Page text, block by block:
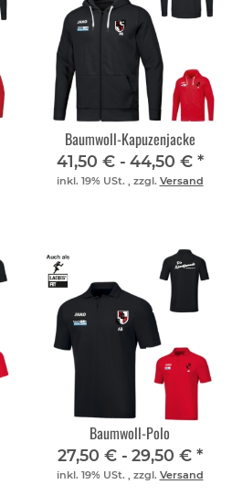
Baumwoll-Kapuzenjacke
41,50 € - 44,50 € *
inkl. 19% USt. , zzgl. Versand
Baumwoll-Polo
27,50 € - 29,50 € *
inkl. 19% USt. , zzgl. Versand